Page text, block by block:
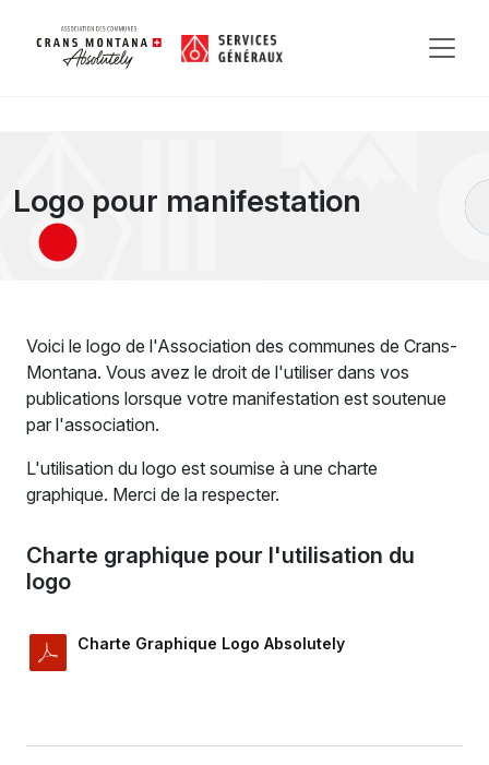
Logo pour manifestation
Voici le logo de l'Association des communes de Crans-
Montana. Vous avez le droit de l'utiliser dans vos
publications lorsque votre manifestation est soutenue
par l'association.
L'utilisation du logo est soumise à une charte
graphique. Merci de la respecter.
Charte graphique pour l'utilisation du
logo
Charte Graphique Logo Absolutely